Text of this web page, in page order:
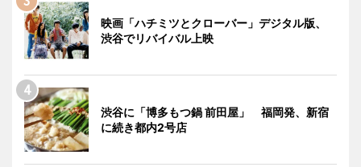
映画「ハチミツとクローバー」デジタル版、
渋谷でリバイバル上映
渋谷に「博多もつ鍋 前田屋」 福岡発、新宿
に続き都内2号店